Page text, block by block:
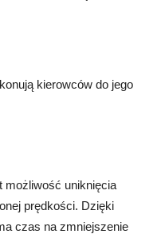
kierowców do jego
możliwość uniknięcia
prędkości. Dzięki
czas na zmniejszenie